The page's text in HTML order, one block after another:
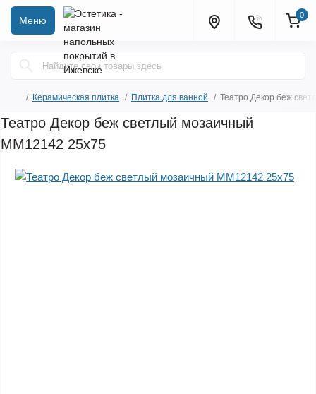
Меню 0
Керамическая плитка Плитка для ванной Театро Декор беж
Театро Декор беж светлый мозаичный
MM12142 25х75